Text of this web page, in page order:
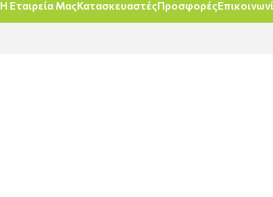
Η Εταιρεία ΜαςΚατασκευαστέςΠροσφορές